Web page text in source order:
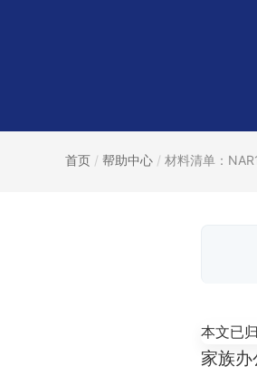
首页 / 帮助中心 / 材料清单：
本文已
家族